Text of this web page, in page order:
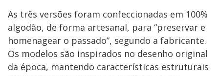
As três versões foram confeccionadas em 100%
algodão, de forma artesanal, para “preservar e
homenagear o passado”, segundo a fabricante.
Os modelos são inspirados no desenho original
da época, mantendo características estruturais